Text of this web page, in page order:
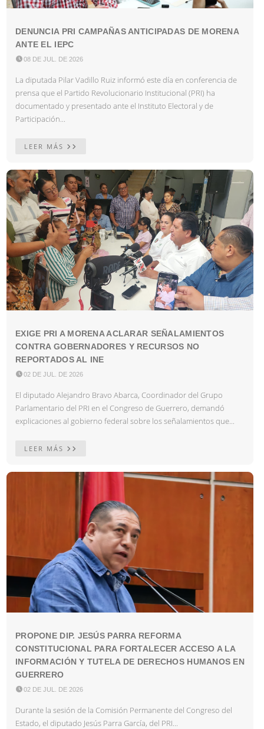
DENUNCIA PRI CAMPAÑAS ANTICIPADAS DE MORENA
ANTE EL IEPC
08 DE JUL. DE 2026
La diputada Pilar Vadillo Ruiz informó este día en conferencia de
prensa que el Partido Revolucionario Institucional (PRI) ha
documentado y presentado ante el Instituto Electoral y de
Participación...
LEER MÁS
EXIGE PRI A MORENA ACLARAR SEÑALAMIENTOS
CONTRA GOBERNADORES Y RECURSOS NO
REPORTADOS AL INE
02 DE JUL. DE 2026
El diputado Alejandro Bravo Abarca, Coordinador del Grupo
Parlamentario del PRI en el Congreso de Guerrero, demandó
explicaciones al gobierno federal sobre los señalamientos que...
LEER MÁS
PROPONE DIP. JESÚS PARRA REFORMA
CONSTITUCIONAL PARA FORTALECER ACCESO A LA
INFORMACIÓN Y TUTELA DE DERECHOS HUMANOS EN
GUERRERO
02 DE JUL. DE 2026
Durante la sesión de la Comisión Permanente del Congreso del
Estado, el diputado Jesús Parra García, del PRI...